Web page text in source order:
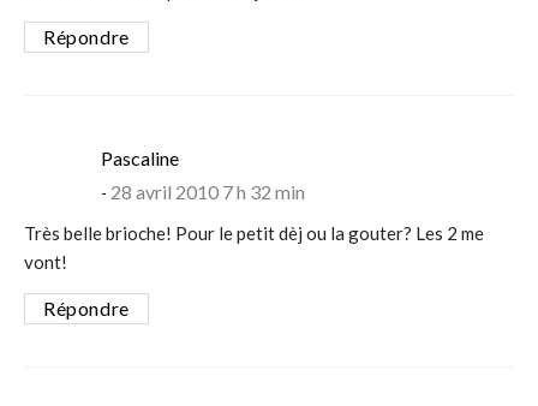
Répondre
Pascalinesays:
28 avril 2010 7 h 32 min
Très belle brioche! Pour le petit dèj ou la gouter? Les 2 me
vont!
Répondre